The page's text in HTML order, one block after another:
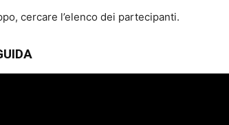
cercare l’elenco dei partecipanti.